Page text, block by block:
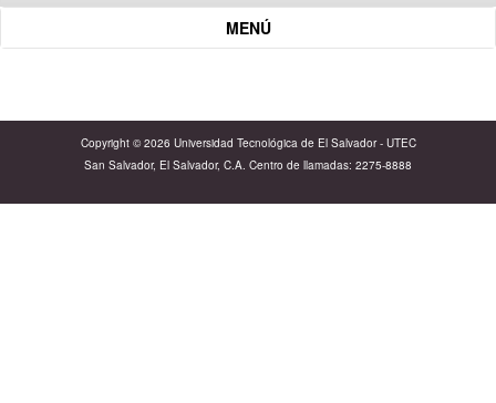
MENÚ
Calendario Parciales
Calendario Académico
Copyright © 2026 Universidad Tecnológica de El Salvador - UTEC
San Salvador, El Salvador, C.A. Centro de llamadas: 2275-8888